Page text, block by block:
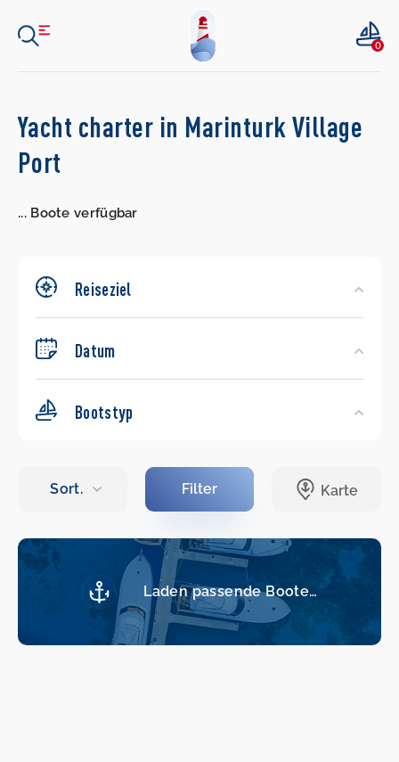
0
Search
Yachts
Yacht charter in Marinturk Village
Port
...Boote verfügbar
Reiseziel
Datum
Bootstyp
Laden passende Boote…